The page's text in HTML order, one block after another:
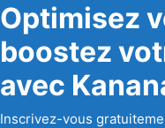
Optimisez
boostez
avec
Inscrivez-vous